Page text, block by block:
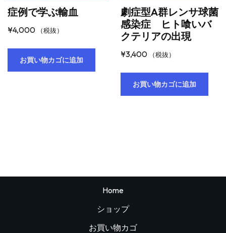
症例で学ぶ輸血
¥4,000 （税抜）
お買い物カゴに追加
劇症型A群レンサ球菌
感染症 ヒト喰いバ
クテリアの出現
¥3,400 （税抜）
お買い物カゴに追加
Home
ショップ
お買い物カゴ